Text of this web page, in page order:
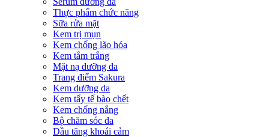
Thực phẩm chức năng
Sữa rửa mặt
Kem trị mụn
Kem chống lão hóa
Kem tắm trắng
Mặt nạ dưỡng da
Trang điểm Sakura
Kem dưỡng da
Kem tẩy tế bào chết
Kem chống nắng
Bộ chăm sóc da
Dầu tăng khoái cảm